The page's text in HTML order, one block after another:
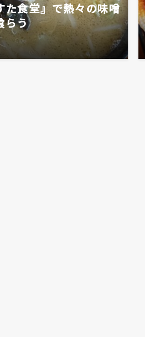
た食堂』で熱々の味噌
らう